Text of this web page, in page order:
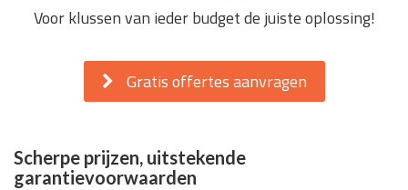
Voor klussen van ieder budget de juiste oplossing!
Gratis offertes aanvragen
Scherpe prijzen, uitstekende
garantievoorwaarden